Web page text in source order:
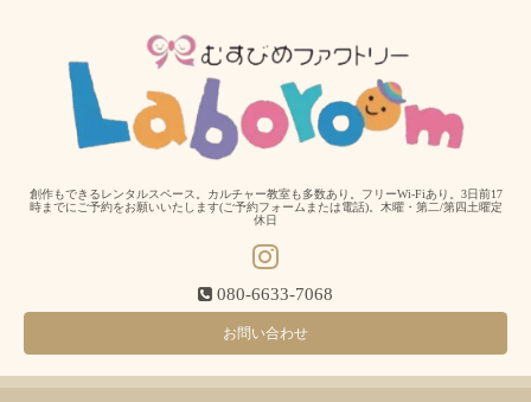
創作もできるレンタルスペース。カルチャー教室も多数あり。フリーWi-Fiあり。3日前17
時までにご予約をお願いいたします(ご予約フォームまたは電話)。木曜・第二/第四土曜定
休日
080-6633-7068
お問い合わせ